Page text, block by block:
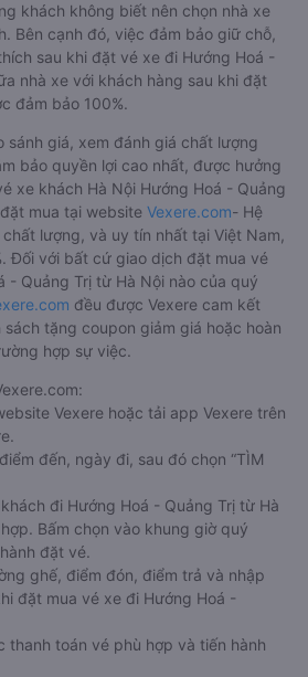
khách không biết nên chọn nhà xe
Bên cạnh đó, việc đảm bảo giữ chỗ,
sau khi đặt vé xe đi Hướng Hoá -
nhà xe với khách hàng sau khi đặt
đảm bảo 100%.
sánh giá, xem đánh giá chất lượng
bảo quyền lợi cao nhất, được hưởng
xe khách Hà Nội Hướng Hoá - Quảng
mua tại website Vexere.com- Hệ
lượng, và uy tín nhất tại Việt Nam,
Đối với bất cứ giao dịch đặt mua vé
- Quảng Trị từ Hà Nội nào của quý
đều được Vexere cam kết
tặng coupon giảm giá hoặc hoàn
hợp sự việc.
Vexere hoặc tải app Vexere trên
đến, ngày đi, sau đó chọn “TÌM
đi Hướng Hoá - Quảng Trị từ Hà
Bấm chọn vào khung giờ quý
đặt vé.
ghế, điểm đón, điểm trả và nhập
đặt mua vé xe đi Hướng Hoá -
thanh toán vé phù hợp và tiến hành